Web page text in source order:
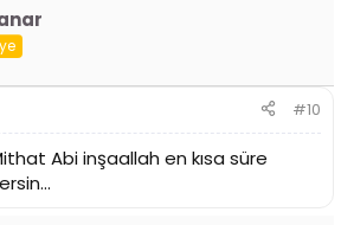
#10
Abi inşaallah en kısa süre